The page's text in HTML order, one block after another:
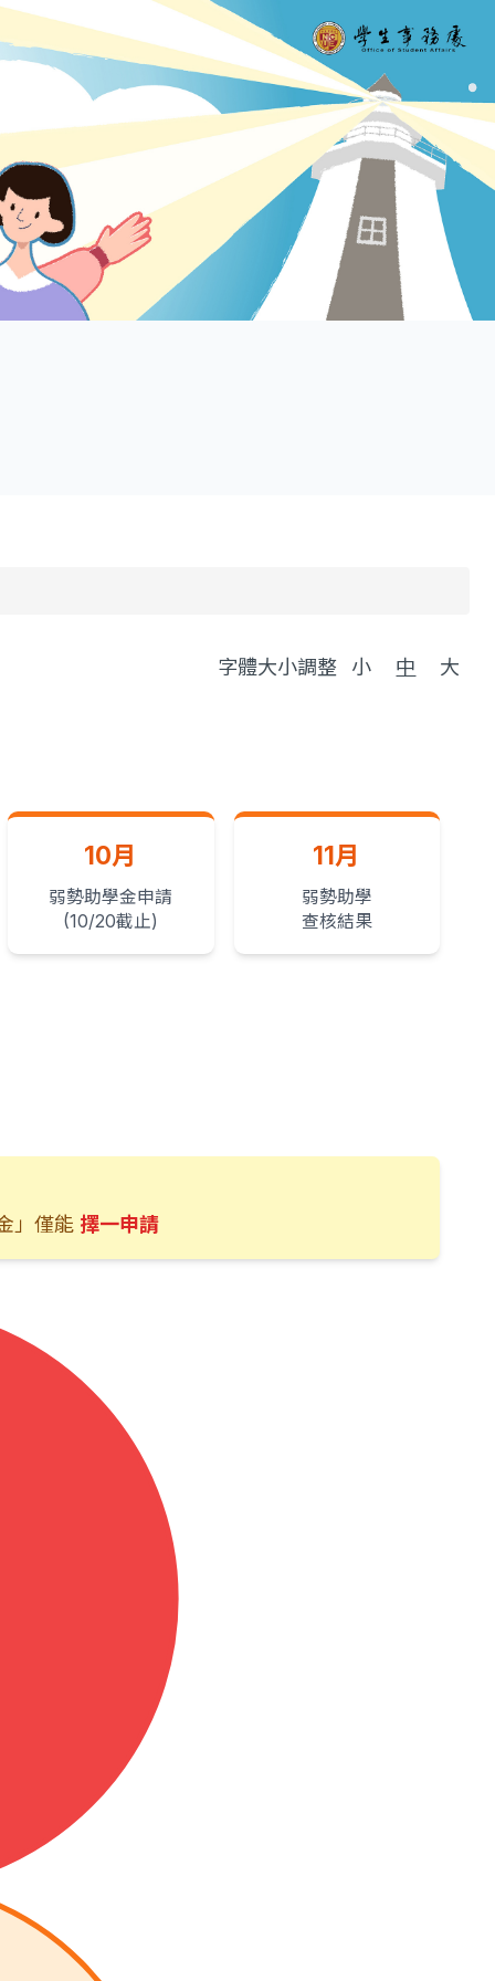
字體大小調整 小 中 大
10月
弱勢助學金申請
(10/20截止)
11月
弱勢助學
查核結果
」僅能 擇一申請